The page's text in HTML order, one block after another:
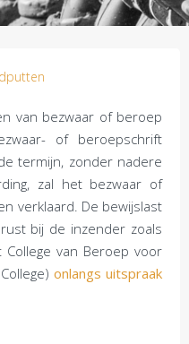
van bezwaar of beroep
of beroepschrift
termijn, zonder nadere
zal het bezwaar of
verklaard. De bewijslast
bij de inzender zoals
van Beroep voor
onlangs uitspraak